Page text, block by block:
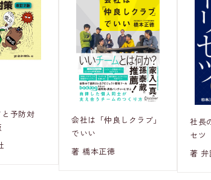
予防対
会社は「仲良しクラブ」
でいい
著 橋本正徳
社長
セツ
著 弁